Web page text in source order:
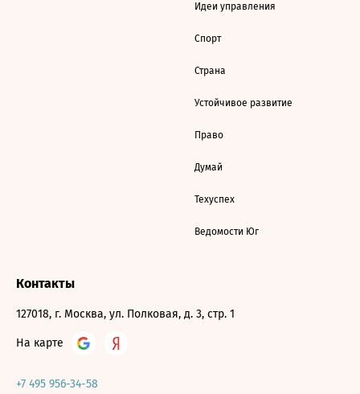
Идеи управления
Спорт
Страна
Устойчивое развитие
Право
Думай
Техуспех
Ведомости Юг
Контакты
127018, г. Москва, ул. Полковая, д. 3, стр. 1
На карте
+7 495 956-34-58